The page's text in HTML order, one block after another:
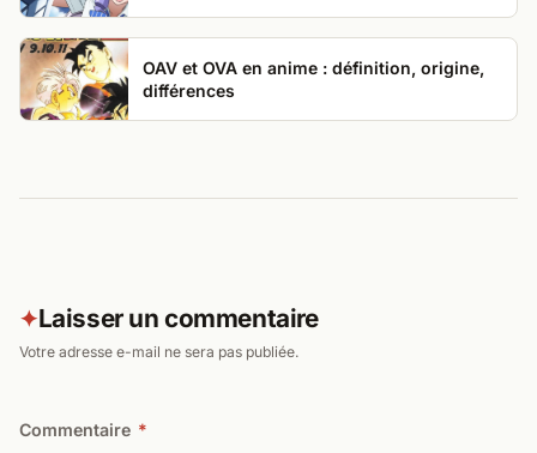
OAV et OVA en anime : définition, origine,
différences
✦Laisser un commentaire
Votre adresse e-mail ne sera pas publiée.
Commentaire *